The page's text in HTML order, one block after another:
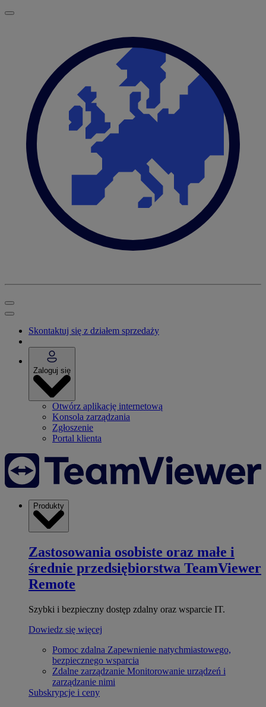
Skontaktuj się z działem sprzedaży
Zaloguj się
Otwórz aplikację internetową
Konsola zarządzania
Zgłoszenie
Portal klienta
Produkty
Zastosowania osobiste oraz małe i
średnie przedsiębiorstwa TeamViewer
Remote
Szybki i bezpieczny dostęp zdalny oraz wsparcie IT.
Dowiedz się więcej
Pomoc zdalna Zapewnienie natychmiastowego,
bezpiecznego wsparcia
Zdalne zarządzanie Monitorowanie urządzeń i
zarządzanie nimi
Subskrypcje i ceny